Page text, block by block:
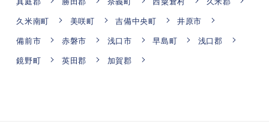
久米南町
美咲町 吉備中央町
井原市
備前市
赤磐市 浅口市 早島町
浅口郡
鏡野町
英田郡 加賀郡